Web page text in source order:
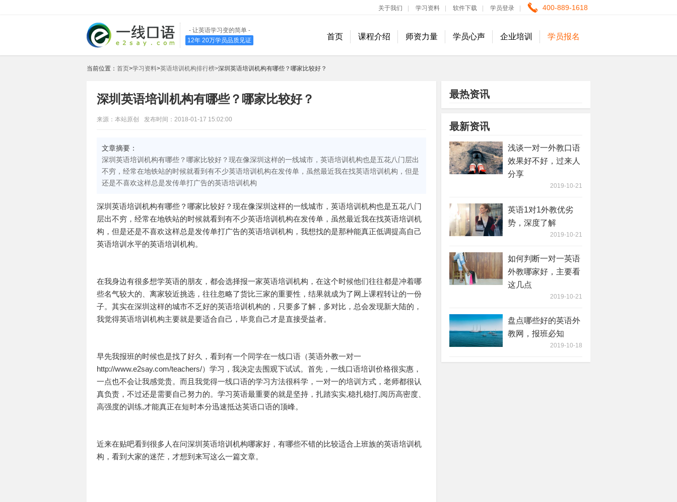
关于我们 学习资料 软件下载 学员登录 400-889-1618
- 让英语学习变的简单 -
12年 20万学员品质见证
首页 课程介绍 师资力量 学员心声 企业培训 学员报名
当前位置： 首页>学习资料>英语培训机构排行榜>深圳英语培训机构有哪些？哪家比较好？
深圳英语培训机构有哪些？哪家比较好？
来源：本站原创 发布时间：2018-01-17 15:02:00
文章摘要：
深圳英语培训机构有哪些？哪家比较好？现在像深圳这样的一线城市，英语培训机构也是五花八门层出
不穷，经常在地铁站的时候就看到有不少英语培训机构在发传单，虽然最近我在找英语培训机构，但是
还是不喜欢这样总是发传单打广告的英语培训机构
深圳英语培训机构有哪些？哪家比较好？现在像深圳这样的一线城市，英语培训机构也是五花八门
层出不穷，经常在地铁站的时候就看到有不少英语培训机构在发传单，虽然最近我在找英语培训机
构，但是还是不喜欢这样总是发传单打广告的英语培训机构，我想找的是那种能真正低调提高自己
英语培训水平的英语培训机构。
在我身边有很多想学英语的朋友，都会选择报一家英语培训机构，在这个时候他们往往都是冲着哪
些名气较大的、离家较近挑选，往往忽略了货比三家的重要性，结果就成为了网上课程转让的一份
子。其实在深圳这样的城市不乏好的英语培训机构的，只要多了解，多对比，总会发现新大陆的，
我觉得英语培训机构主要就是要适合自己，毕竟自己才是直接受益者。
早先我报班的时候也是找了好久，看到有一个同学在一线口语（英语外教一对一
http://www.e2say.com/teachers/）学习，我决定去围观下试试。首先，一线口语培训价格很实惠，
一点也不会让我感觉贵。而且我觉得一线口语的学习方法很科学，一对一的培训方式，老师都很认
真负责，不过还是需要自己努力的。学习英语最重要的就是坚持，扎踏实实,稳扎稳打,阅历高密度、
高强度的训练,才能真正在短时本分迅速抵达英语口语的顶峰。
近来在贴吧看到很多人在问深圳英语培训机构哪家好，有哪些不错的比较适合上班族的英语培训机
构，看到大家的迷茫，才想到来写这么一篇文章。
最热资讯
最新资讯
浅谈一对一外教口语
效果好不好，过来人
分享
2019-10-21
英语1对1外教优劣
势，深度了解
2019-10-21
如何判断一对一英语
外教哪家好，主要看
这几点
2019-10-21
盘点哪些好的英语外
教网，报班必知
2019-10-18